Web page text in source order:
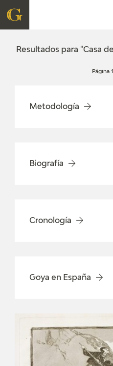
FUNDACIÓN
EXPOSICIONES
ACTUALIDAD
BLOG CUADERNO ITALIANO
FRANCISCO DE GOYA
Resultados para "Casa
Página
Metodología
Biografía
Cronología
Goya en España